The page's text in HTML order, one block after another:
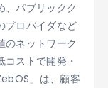
、パブリックク
プロバイダなど
のネットワーク
ストで開発・
」は、顧客